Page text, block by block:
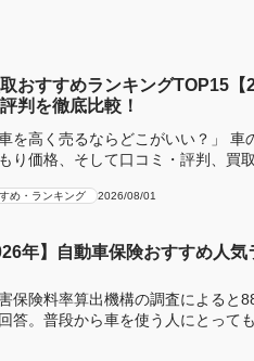
おすすめランキングTOP15
判を徹底比較！
車を高く売るならどこがいい？」
り価格、そして口コミ・評判、買取
め・ランキング 2026/08/01
年】自動車保険おすすめ人
保険料率算出機構の調査によると
答。普段から車を使う人にとって